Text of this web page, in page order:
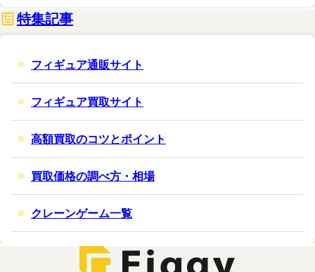
特集記事
フィギュア通販サイト
フィギュア買取サイト
高額買取のコツとポイント
買取価格の調べ方・相場
クレーンゲーム一覧